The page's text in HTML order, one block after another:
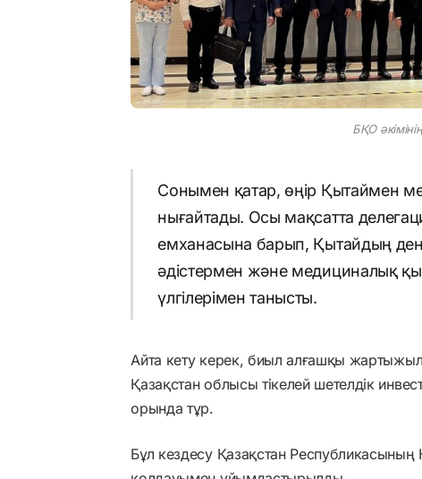
БҚО
Сонымен қатар, өңір Қытаймен
нығайтады. Осы мақсатта
емханасына барып, Қытайдың
әдістермен және медициналық
үлгілерімен танысты.
Айта кету керек, биыл алғашқы
Қазақстан облысы тікелей шетелдік
орында тұр.
Бұл кездесу Қазақстан Республикасының